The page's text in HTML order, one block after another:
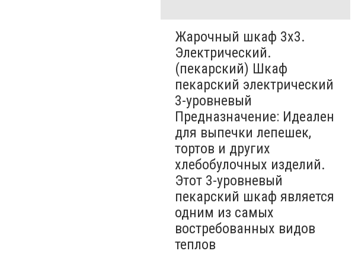
Жарочный шкаф 3х3.
Электрический.
(пекарский) Шкаф
пекарский электрический
3-уровневый
Предназначение: Идеален
для выпечки лепешек,
тортов и других
хлебобулочных изделий.
Этот 3-уровневый
пекарский шкаф является
одним из самых
востребованных видов
теплов